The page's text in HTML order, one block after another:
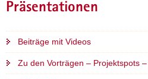
Präsentationen
Beiträge mit Videos
Zu den Vorträgen – Projektspots